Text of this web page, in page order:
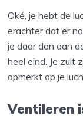
Oké, je hebt de
erachter dat er
je daar dan aan
heel eind. Je zult
opmerkt op je
Ventileren